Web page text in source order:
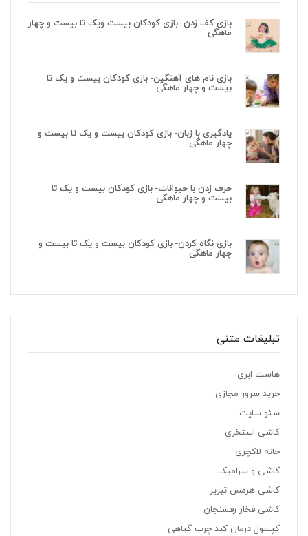
بازی کف زدن- بازی کودکان بیست ویک تا بیست و چهار
ماهگی
بازی نام های آهنگین- بازی کودکان بیست و یک تا
بیست و چهار ماهگی
یادگیری با زبان- بازی کودکان بیست و یک تا بیست و
چهار ماهگی
حرف زدن با حیوانات- بازی کودکان بیست و یک تا
بیست و چهار ماهگی
بازی نگاه کردن- بازی کودکان بیست و یک تا بیست و
چهار ماهگی
تبلیغات متنی
هاست ابری
خرید سرور مجازی
سئو سایت
کاشی استخری
خانه لاکچری
کاشی و سرامیک
کاشی هرمس تبریز
کاشی فخار رفسنجان
کپسول درمان کبد چرب گیاهی